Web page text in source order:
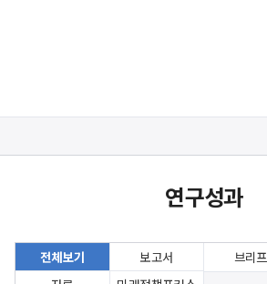
(NRC)
연구성과
전체보기 보고서 브리프